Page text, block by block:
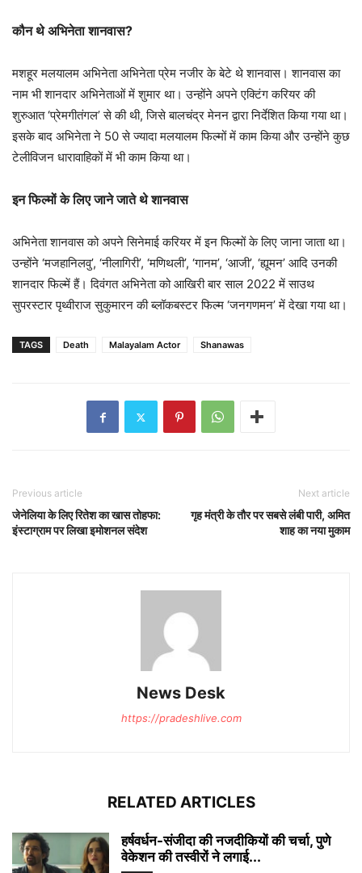
कौन थे अभिनेता शानवास?
मशहूर मलयालम अभिनेता अभिनेता प्रेम नजीर के बेटे थे शानवास। शानवास का
नाम भी शानदार अभिनेताओं में शुमार था। उन्होंने अपने एक्टिंग करियर की
शुरुआत ‘प्रेमगीतंगल’ से की थी, जिसे बालचंद्र मेनन द्वारा निर्देशित किया गया था।
इसके बाद अभिनेता ने 50 से ज्यादा मलयालम फिल्मों में काम किया और उन्होंने कुछ
टेलीविजन धारावाहिकों में भी काम किया था।
इन फिल्मों के लिए जाने जाते थे शानवास
अभिनेता शानवास को अपने सिनेमाई करियर में इन फिल्मों के लिए जाना जाता था।
उन्होंने ‘मजहानिलवु’, ‘नीलागिरी’, ‘मणिथली’, ‘गानम’, ‘आजी’, ‘ह्यूमन’ आदि उनकी
शानदार फिल्में हैं। दिवंगत अभिनेता को आखिरी बार साल 2022 में साउथ
सुपरस्टार पृथ्वीराज सुकुमारन की ब्लॉकबस्टर फिल्म ‘जनगणमन’ में देखा गया था।
TAGS Death Malayalam Actor Shanawas
Previous article
जेनेलिया के लिए रितेश का खास तोहफा:
इंस्टाग्राम पर लिखा इमोशनल संदेश
Next article
गृह मंत्री के तौर पर सबसे लंबी पारी, अमित
शाह का नया मुकाम
News Desk
https://pradeshlive.com
RELATED ARTICLES
हर्षवर्धन-संजीदा की नजदीकियों की चर्चा, पुणे
वेकेशन की तस्वीरों ने लगाई...